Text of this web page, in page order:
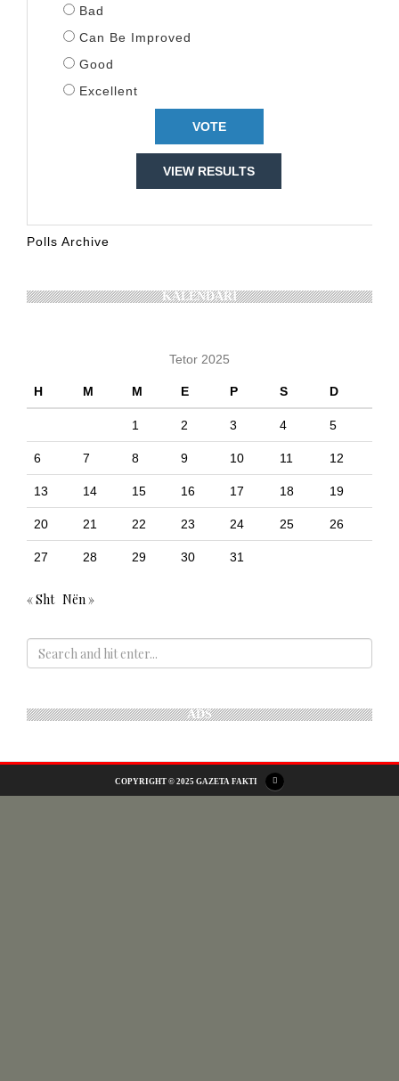
Bad
Can Be Improved
Good
Excellent
VIEW RESULTS
Polls Archive
KALENDARI
Tetor 2025
H M M E P S D
1 2 3 4 5
6 7 8 9 10 11 12
13 14 15 16 17 18 19
20 21 22 23 24 25 26
27 28 29 30 31
« Sht Nën »
ADS
COPYRIGHT © 2025 GAZETA FAKTI